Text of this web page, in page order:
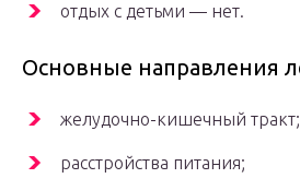
отдых с детьми — нет.
Основные направления
желудочно-кишечный тракт;
расстройства питания;